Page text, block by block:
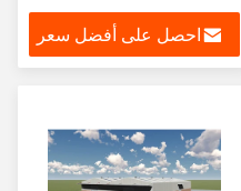
احصل على أفضل سعر